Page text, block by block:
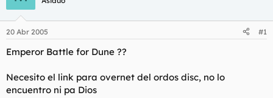
a
d
o
r
l
t
a
i
n
i
o
20 Abr 2005 #1
Emperor Battle for Dune ??
Necesito el link para overnet del ordos disc, no lo
encuentro ni pa Dios